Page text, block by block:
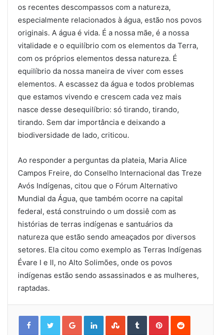
os recentes descompassos com a natureza,
especialmente relacionados à água, estão nos povos
originais. A água é vida. É a nossa mãe, é a nossa
vitalidade e o equilíbrio com os elementos da Terra,
com os próprios elementos dessa natureza. É
equilíbrio da nossa maneira de viver com esses
elementos. A escassez da água e todos problemas
que estamos vivendo e crescem cada vez mais
nasce desse desequilíbrio: só tirando, tirando,
tirando. Sem dar importância e deixando a
biodiversidade de lado, criticou.
Ao responder a perguntas da plateia, Maria Alice
Campos Freire, do Conselho Internacional das Treze
Avós Indígenas, citou que o Fórum Alternativo
Mundial da Água, que também ocorre na capital
federal, está construindo o um dossiê com as
histórias de terras indígenas e santuários da
natureza que estão sendo ameaçados por diversos
setores. Ela citou como exemplo as Terras Indígenas
Évare I e II, no Alto Solimões, onde os povos
indígenas estão sendo assassinados e as mulheres,
raptadas.
Google+LinkedInStumbleUpon
TumblrPinterestReddit